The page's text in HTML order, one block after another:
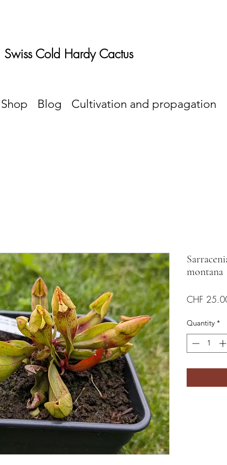
Swiss Cold Hardy Cactus
Shop Blog Cultivation and propagation
montana
CHF
Quantity *